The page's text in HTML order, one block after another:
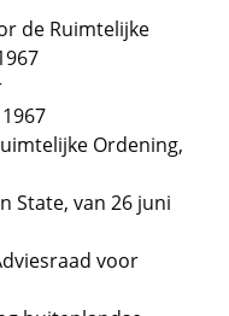
de Ruimtelijke
Ordening,
State, van 26 juni
voor